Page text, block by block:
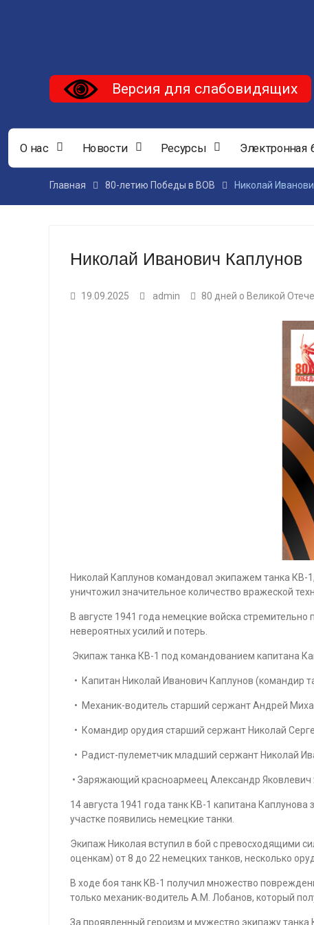
Версия для слабовидящих
О нас Новости Ресурсы Электронная
Главная 80-летию Победы в ВОВ Николай
Николай Иванович Каплунов
19.09.2025 admin 80 дней о Великой
Николай Каплунов командовал экипажем танка КВ-
уничтожил значительное количество вражеской
В августе 1941 года немецкие войска
невероятных усилий и потерь.
Экипаж танка КВ-1 под командованием капитана
• Капитан Николай Иванович Каплунов (командир
• Механик-водитель старший сержант Андрей
• Командир орудия старший сержант Николай
• Радист-пулеметчик младший сержант Николай
• Заряжающий красноармеец Александр Яковлевич
14 августа 1941 года танк КВ-1 капитана
участке появились немецкие танки.
Экипаж Николая вступил в бой с превосходящими
оценкам) от 8 до 22 немецких танков, несколько
В ходе боя танк КВ-1 получил множество
только механик-водитель А.М. Лобанов, который
За проявленный героизм и мужество экипажу